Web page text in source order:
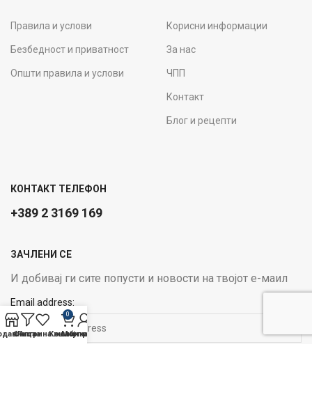
Правила и услови
Безбедност и приватност
Општи правила и услови
Корисни информации
За нас
ЧПП
Контакт
Блог и рецепти
КОНТАКТ ТЕЛЕФОН
+389 2 3169 169
ЗАЧЛЕНИ СЕ
И добивај ги сите попусти и новости на твојот е-маил
Email address:
Филтри
Листа на желби
0
Кошничка
Мој профил